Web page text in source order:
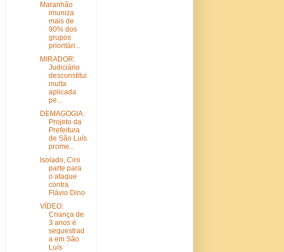
Maranhão
imuniza
mais de
90% dos
grupos
prioritári...
MIRADOR:
Judiciário
desconstitui
multa
aplicada
pe...
DEMAGOGIA:
Projeto da
Prefeitura
de São Luís
prome...
Isolado, Ciro
parte para
o ataque
contra
Flávio Dino
VÍDEO:
Criança de
3 anos é
sequestrad
a em São
Luís